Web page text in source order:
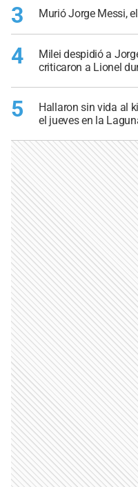
3 Murió Jorge Messi,
4
Milei despidió a
criticaron a Lionel
5
Hallaron sin vida al
el jueves en la